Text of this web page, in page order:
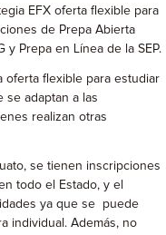
EFX oferta flexible para
de Prepa Abierta
y Prepa en Línea de la SEP.
oferta flexible para estudiar
se adaptan a las
realizan otras
se tienen inscripciones
todo el Estado, y el
ya que se puede
individual. Además, no